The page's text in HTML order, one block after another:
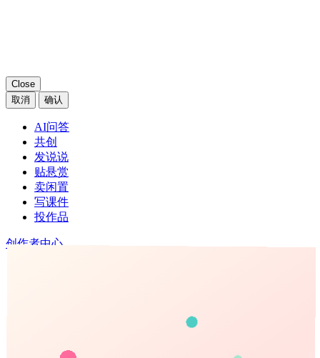
Close
取消
确认
AI问答
共创
发说说
贴悬赏
卖闲置
写课件
投作品
创作者中心